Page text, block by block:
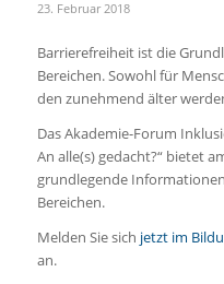
23. Februar 2018
Barrierefreiheit ist die
Bereichen. Sowohl für
den zunehmend älter
Das Akademie-Forum
An alle(s) gedacht?“ bietet
grundlegende
Bereichen.
Melden Sie sich jetzt im
an.